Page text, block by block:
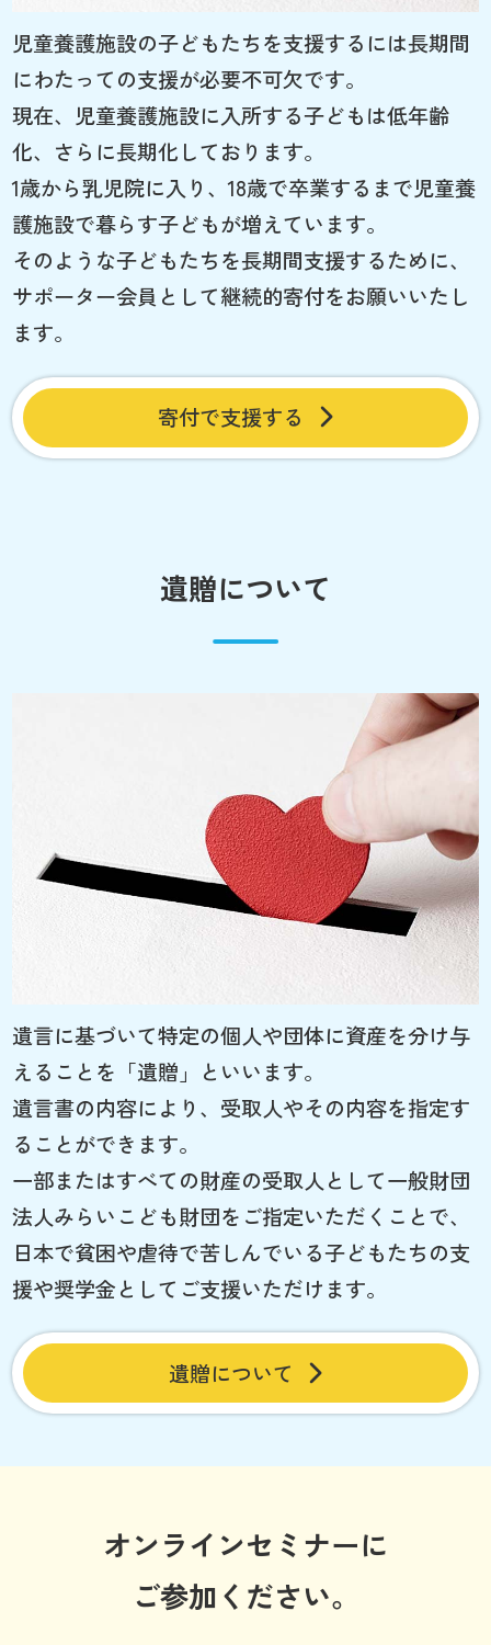
児童養護施設の子どもたちを支援するには長期間
にわたっての支援が必要不可欠です。
現在、児童養護施設に入所する子どもは低年齢
化、さらに長期化しております。
1歳から乳児院に入り、18歳で卒業するまで児童養
護施設で暮らす子どもが増えています。
そのような子どもたちを長期間支援するために、
サポーター会員として継続的寄付をお願いいたし
ます。
寄付で支援する
遺贈について
遺言に基づいて特定の個人や団体に資産を分け与
えることを「遺贈」といいます。
遺言書の内容により、受取人やその内容を指定す
ることができます。
一部またはすべての財産の受取人として一般財団
法人みらいこども財団をご指定いただくことで、
日本で貧困や虐待で苦しんでいる子どもたちの支
援や奨学金としてご支援いただけます。
遺贈について
オンラインセミナーに
ご参加ください。